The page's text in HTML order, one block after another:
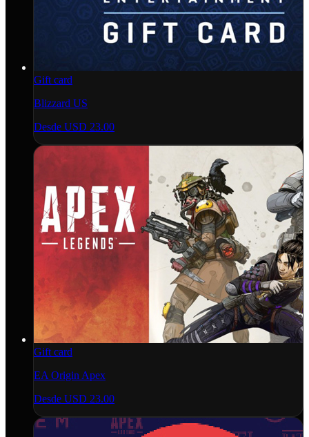
Gift card
Blizzard US
Desde USD 23.00
Gift card
EA Origin Apex
Desde USD 23.00